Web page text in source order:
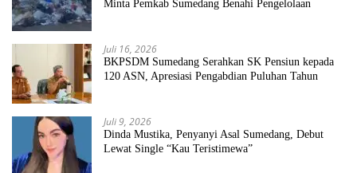
Minta Pemkab Sumedang Benahi Pengelolaan
Juli 16, 2026
BKPSDM Sumedang Serahkan SK Pensiun kepada
120 ASN, Apresiasi Pengabdian Puluhan Tahun
Juli 9, 2026
Dinda Mustika, Penyanyi Asal Sumedang, Debut
Lewat Single “Kau Teristimewa”